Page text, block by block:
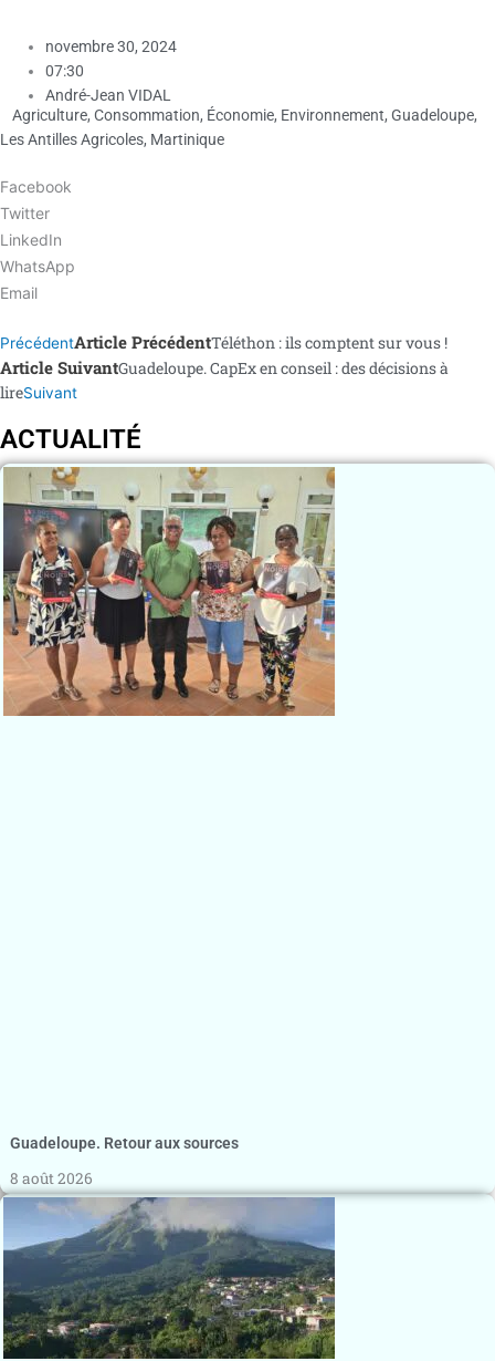
novembre 30, 2024
07:30
André-Jean VIDAL
Agriculture, Consommation, Économie, Environnement, Guadeloupe,
Les Antilles Agricoles, Martinique
Facebook
Twitter
LinkedIn
WhatsApp
Email
PrécédentArticle PrécédentTéléthon : ils comptent sur vous !
Article SuivantGuadeloupe. CapEx en conseil : des décisions à
lireSuivant
ACTUALITÉ
Guadeloupe. Retour aux sources
8 août 2026